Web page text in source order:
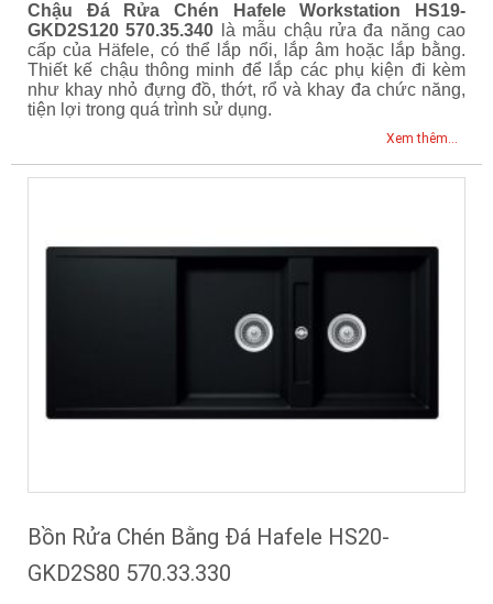
Chậu Đá Rửa Chén Hafele Workstation HS19-
GKD2S120 570.35.340 là mẫu chậu rửa đa năng cao
cấp của Häfele, có thể lắp nổi, lắp âm hoặc lắp bằng.
Thiết kế chậu thông minh để lắp các phụ kiện đi kèm
như khay nhỏ đựng đồ, thớt, rổ và khay đa chức năng,
tiện lợi trong quá trình sử dụng.
Xem thêm...
Bồn Rửa Chén Bằng Đá Hafele HS20-
GKD2S80 570.33.330